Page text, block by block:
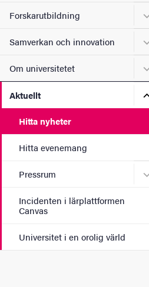
Forskarutbildning
Samverkan och innovation
Om universitetet
Aktuellt
Hitta nyheter
Hitta evenemang
Pressrum
Incidenten i lärplattformen
Canvas
Universitet i en orolig värld